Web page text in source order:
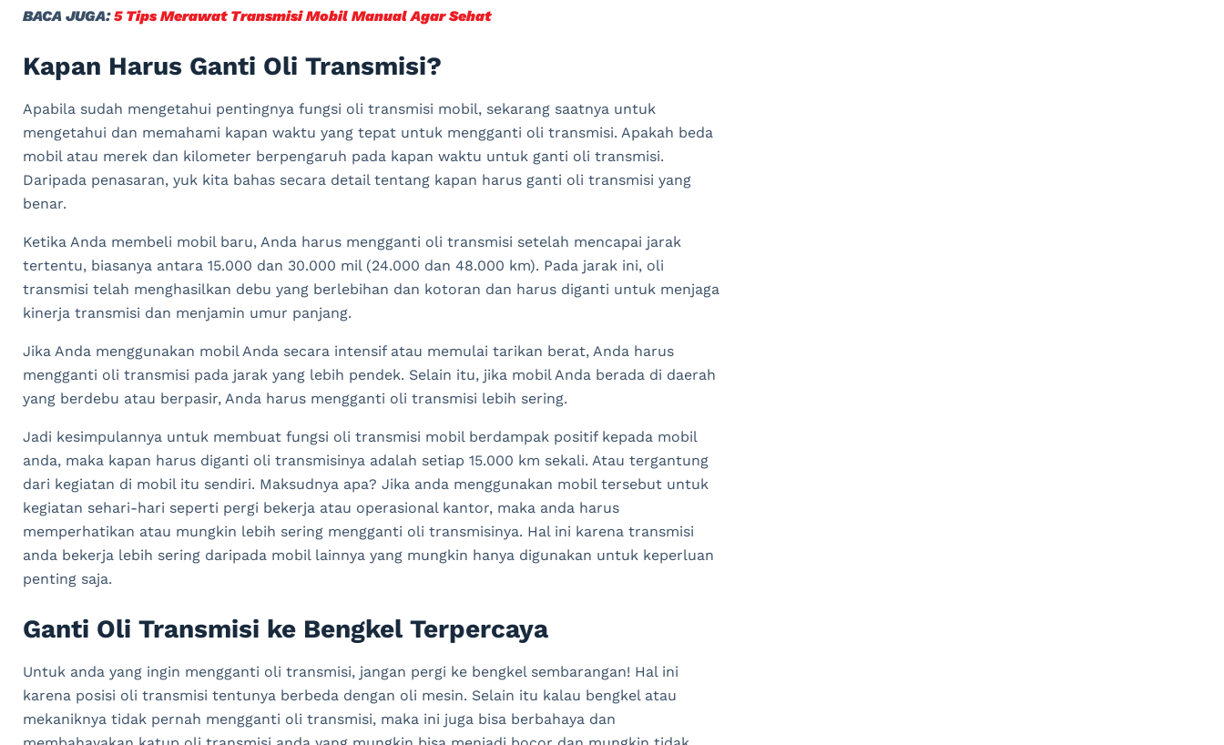
BACA JUGA:5 Tips Merawat Transmisi Mobil Manual Agar Sehat
Kapan Harus Ganti Oli Transmisi?
Apabila sudah mengetahui pentingnya fungsi oli transmisi mobil, sekarang saatnya untuk
mengetahui dan memahami kapan waktu yang tepat untuk mengganti oli transmisi. Apakah beda
mobil atau merek dan kilometer berpengaruh pada kapan waktu untuk ganti oli transmisi.
Daripada penasaran, yuk kita bahas secara detail tentang kapan harus ganti oli transmisi yang
benar.
Ketika Anda membeli mobil baru, Anda harus mengganti oli transmisi setelah mencapai jarak
tertentu, biasanya antara 15.000 dan 30.000 mil (24.000 dan 48.000 km). Pada jarak ini, oli
transmisi telah menghasilkan debu yang berlebihan dan kotoran dan harus diganti untuk menjaga
kinerja transmisi dan menjamin umur panjang.
Jika Anda menggunakan mobil Anda secara intensifatau memulai tarikan berat, Anda harus
mengganti oli transmisi pada jarak yang lebih pendek. Selain itu, jika mobil Anda berada di daerah
yang berdebu atau berpasir, Anda harus mengganti oli transmisi lebih sering.
Jadi kesimpulannya untuk membuat fungsi oli transmisi mobil berdampak positif kepada mobil
anda, maka kapan harus diganti oli transmisinya adalah setiap 15.000 km sekali. Atau tergantung
dari kegiatan di mobil itu sendiri. Maksudnya apa? Jika anda menggunakan mobil tersebut untuk
kegiatan sehari-hari seperti pergi bekerja atau operasional kantor, maka anda harus
memperhatikan atau mungkin lebih sering mengganti oli transmisinya. Hal ini karena transmisi
anda bekerja lebih sering daripada mobil lainnya yang mungkin hanya digunakan untuk keperluan
penting saja.
Ganti Oli Transmisi ke Bengkel Terpercaya
Untuk anda yang ingin mengganti oli transmisi, jangan pergi ke bengkel sembarangan! Hal ini
karena posisi oli transmisi tentunya berbeda dengan oli mesin. Selain itu kalau bengkel atau
mekaniknya tidak pernah mengganti oli transmisi, maka ini juga bisa berbahaya dan